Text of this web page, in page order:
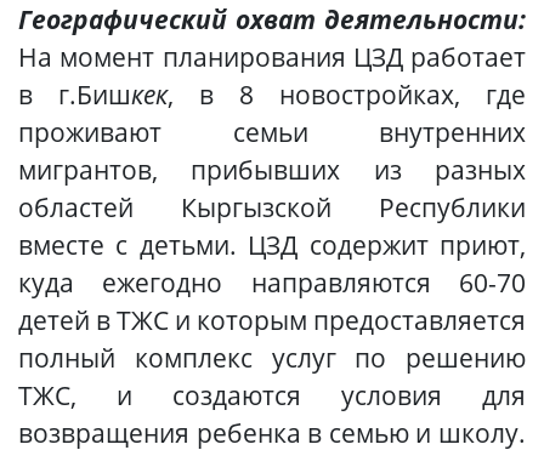
Географический охват деятельности:
На момент планирования ЦЗД работает
в г.Бишкек, в 8 новостройках, где
проживают семьи внутренних
мигрантов, прибывших из разных
областей Кыргызской Республики
вместе с детьми. ЦЗД содержит приют,
куда ежегодно направляются 60-70
детей в ТЖС и которым предоставляется
полный комплекс услуг по решению
ТЖС, и создаются условия для
возвращения ребенка в семью и школу.